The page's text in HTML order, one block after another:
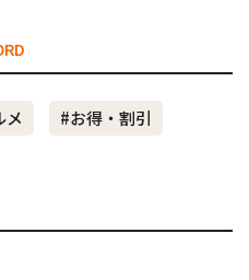
メ #お得・割引